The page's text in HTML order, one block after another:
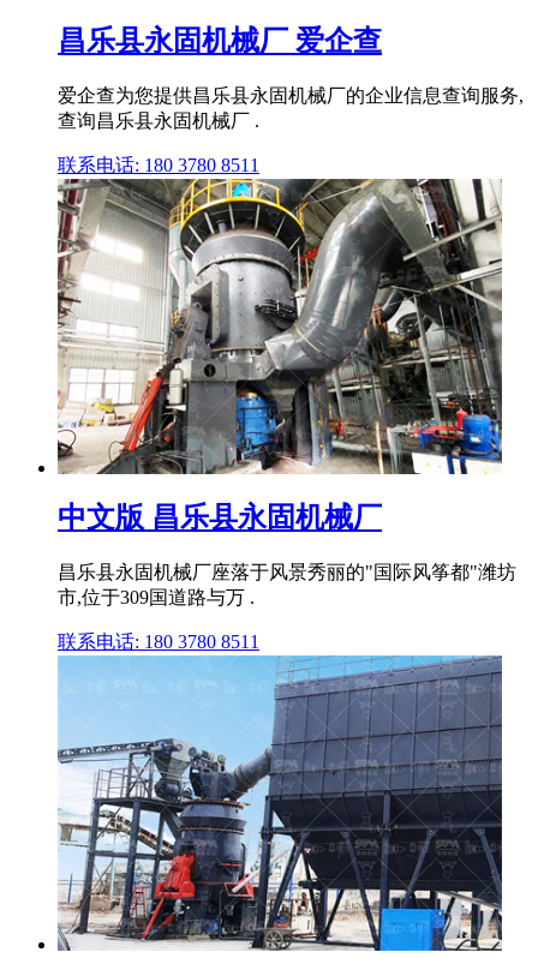
昌乐县永固机械厂 爱企查
爱企查为您提供昌乐县永固机械厂的企业信息查询服务,
查询昌乐县永固机械厂 .
联系电话: 180 3780 8511
中文版 昌乐县永固机械厂
昌乐县永固机械厂座落于风景秀丽的"国际风筝都"潍坊
市,位于309国道路与万 .
联系电话: 180 3780 8511